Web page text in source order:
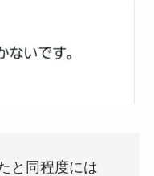
と同程度には